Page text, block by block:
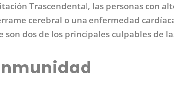
Trascendental, las personas con
cerebral o una enfermedad
dos de los principales culpables de